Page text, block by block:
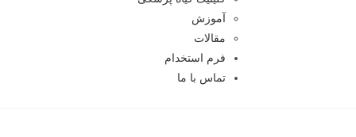
آموزش
مقالات
فرم استخدام
تماس با ما